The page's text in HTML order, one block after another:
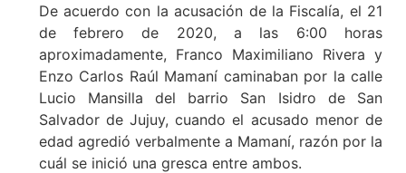
De acuerdo con la acusación de la Fiscalía, el 21
de febrero de 2020, a las 6:00 horas
aproximadamente, Franco Maximiliano Rivera y
Enzo Carlos Raúl Mamaní caminaban por la calle
Lucio Mansilla del barrio San Isidro de San
Salvador de Jujuy, cuando el acusado menor de
edad agredió verbalmente a Mamaní, razón por la
cuál se inició una gresca entre ambos.